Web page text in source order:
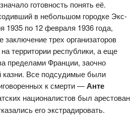
готовность понять её.
в небольшом городке Экс-
1935 по 12 февраля 1936 года,
заключение трех организаторов
территории республики, а еще
пределами Франции, заочно
казни. Все подсудимые были
к смерти —Анте
националистов был арестован
его экстрадировать.